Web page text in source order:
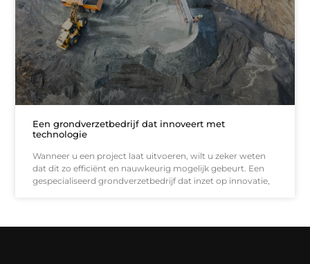
Een grondverzetbedrijf dat innoveert met
technologie
Wanneer u een project laat uitvoeren, wilt u zeker weten
dat dit zo efficiënt en nauwkeurig mogelijk gebeurt. Een
gespecialiseerd grondverzetbedrijf dat inzet op innovatie,